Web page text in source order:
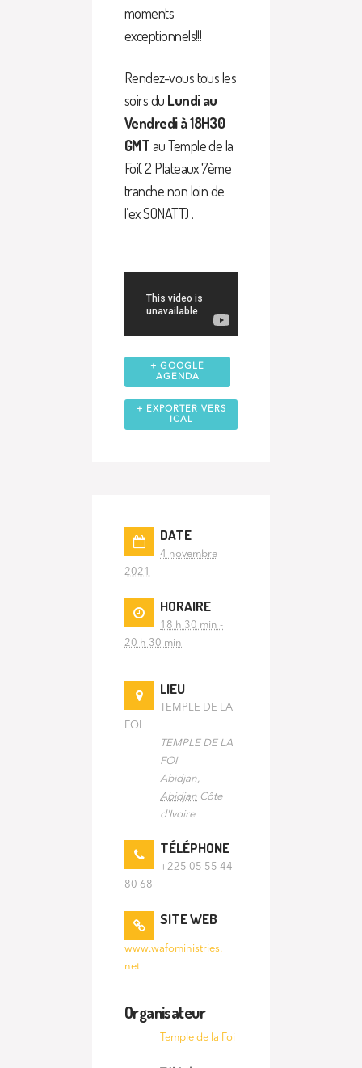
moments
exceptionnels!!!
Rendez-vous tous les
soirs du Lundi au
Vendredi à 18H30
GMTau Temple de la
Foi( 2 Plateaux 7ème
tranche non loin de
l’ex SONATT) .
+ GOOGLE
AGENDA
+ EXPORTER VERS
ICAL
DATE
4 novembre
2021
HORAIRE
18 h 30 min -
20 h 30 min
LIEU
TEMPLE DE LA
FOI
TEMPLE DE LA
FOI
Abidjan
Abidjan Côte
d'Ivoire
TÉLÉPHONE
+225 05 55 44
80 68
SITE WEB
www.wafoministries.
net
Organisateur
Temple de la Foi